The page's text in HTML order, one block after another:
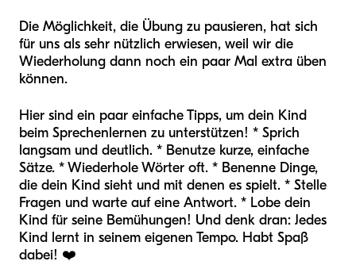
Die Möglichkeit, die Übung zu pausieren, hat sich
für uns als sehr nützlich erwiesen, weil wir die
Wiederholung dann noch ein paar Mal extra üben
können.
Hier sind ein paar einfache Tipps, um dein Kind
beim Sprechenlernen zu unterstützen! * Sprich
langsam und deutlich. * Benutze kurze, einfache
Sätze. * Wiederhole Wörter oft. * Benenne Dinge,
die dein Kind sieht und mit denen es spielt. * Stelle
Fragen und warte auf eine Antwort. * Lobe dein
Kind für seine Bemühungen! Und denk dran: Jedes
Kind lernt in seinem eigenen Tempo. Habt Spaß
dabei! ❤️